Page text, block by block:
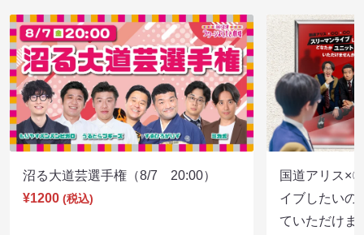
沼る大道芸選手権（8/7 20:00）
¥1200 (税込)
国道アリス×
イブしたいの
ていただけ